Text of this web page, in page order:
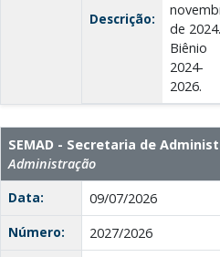
Descrição:
de 2024.
Biênio
2024-
2026.
SEMAD - Secretaria de
Administração
Data:
09/07/2026
Número:
2027/2026